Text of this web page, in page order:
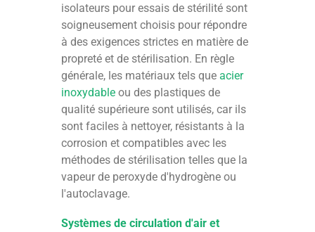
isolateurs pour essais de stérilité sont
soigneusement choisis pour répondre
à des exigences strictes en matière de
propreté et de stérilisation. En règle
générale, les matériaux tels queacier
inoxydable ou des plastiques de
qualité supérieure sont utilisés, car ils
sont faciles à nettoyer, résistants à la
corrosion et compatibles avec les
méthodes de stérilisation telles que la
vapeur de peroxyde d'hydrogène ou
l'autoclavage.
Systèmes de circulation d'air et